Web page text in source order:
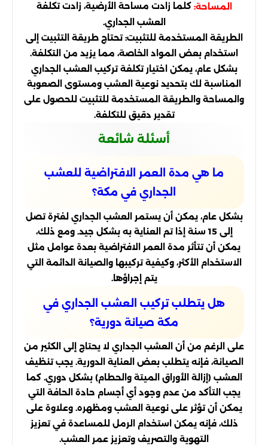
المساحة: كلما زادت مساحة الأرضية، زادت تكلفة
العشب الجداري.
الطريقة المستخدمة للتثبيت: تحتاج طريقة التثبيت إلى
استخدام بعض المواد الخاصة، مما يزيد من التكلفة.
بشكل عام، يمكن اختيار تكلفة تركيب العشب الجداري
المناسبة لك بتحديد نوعية العشب ومستوى الصعوبة
والمساحة والطريقة المستخدمة للتثبيت للحصول على
تقدير دقيق للتكلفة.
أسئلة شائعة
ما هي مدة العمر الافتراضية للعشب
الجداري في مكة؟
بشكل عام، يمكن أن يستمر العشب الجداري لفترة تصل
إلى 15 سنة إذا تم العناية به بشكل جيد. ومع ذلك،
يمكن أن تتأثر مدة العمر الافتراضية بعدة عوامل مثل
الاستخدام الأكثر، وكيفية تركيبها والصيانة الدائمة التي
يتم إجراؤها.
هل يتطلب تركيب العشب الجداري في
مكة صيانة دورية؟
على الرغم من أن العشب الجداري لا يحتاج إلى الكثير من
الصيانة، فإنه يتطلب بعض العناية الدورية. يجب تنظيف
العشب (إزالة الأوراق الميتة والحطام) بشكل دوري. كما
يجب التأكد من عدم وجود أي أجسام حادة الحافة التي
يمكن أن تؤثر على نوعية العشب ومظهره. وعلاوة على
ذلك، فإنه يمكن استخدام الرمل للمساعدة في تعزيز
التهوية والتصريف وتعزيز عمر العشب.